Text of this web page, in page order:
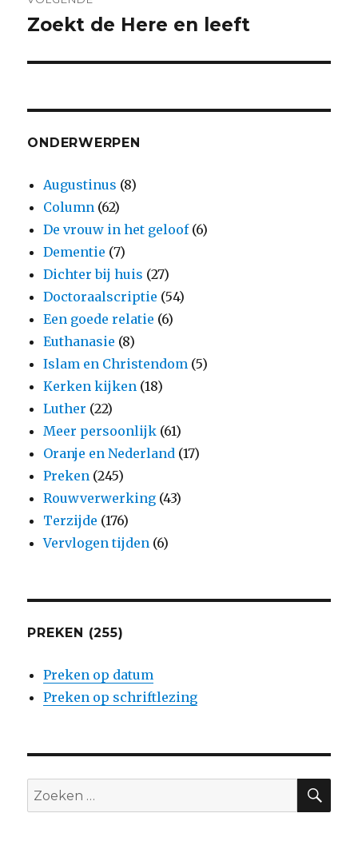
Volgend
Zoekt de Here en leeft
ONDERWERPEN
Augustinus (8)
Column (62)
De vrouw in het geloof(6)
Dementie (7)
Dichter bij huis (27)
Doctoraalscriptie (54)
Een goede relatie (6)
Euthanasie (8)
Islam en Christendom (5)
Kerken kijken (18)
Luther (22)
Meer persoonlijk (61)
Oranje en Nederland (17)
Preken (245)
Rouwverwerking (43)
Terzijde (176)
Vervlogen tijden (6)
PREKEN (255)
Preken op datum
Preken op schriftlezing
Zoeken
naar: